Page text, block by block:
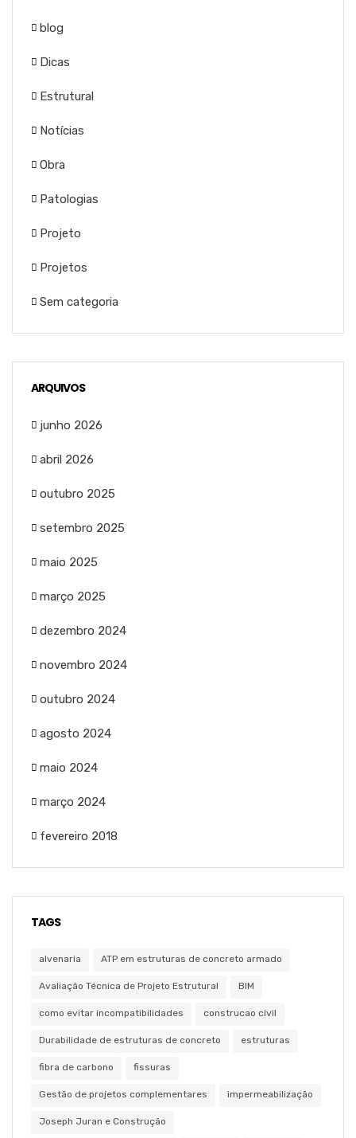
blog
Dicas
Estrutural
Notícias
Obra
Patologias
Projeto
Projetos
Sem categoria
ARQUIVOS
junho 2026
abril 2026
outubro 2025
setembro 2025
maio 2025
março 2025
dezembro 2024
novembro 2024
outubro 2024
agosto 2024
maio 2024
março 2024
fevereiro 2018
TAGS
alvenaria ATP em estruturas de concreto armado
Avaliação Técnica de Projeto Estrutural BIM
como evitar incompatibilidades construcao civil
Durabilidade de estruturas de concreto estruturas
fibra de carbono fissuras
Gestão de projetos complementares impermeabilização
Joseph Juran e Construção